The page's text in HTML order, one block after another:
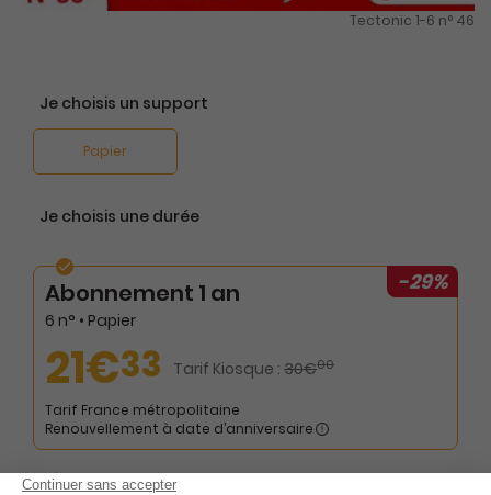
Tectonic 1-6 n° 46
Je choisis un support
Papier
Je choisis une durée
-29%
Abonnement 1 an
6 n° • Papier
21€33 Tarif Kiosque : 30€00
Tarif France métropolitaine
Renouvellement à date d’anniversaire